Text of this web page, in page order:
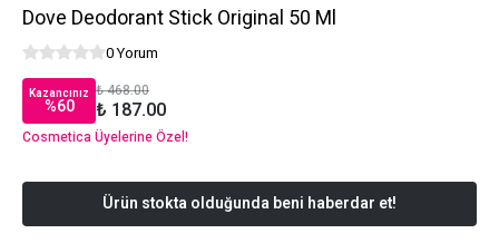
Dove Deodorant Stick Original 50 Ml
0 Yorum
Kazancınız
%60
₺ 468.00
₺ 187.00
Cosmetica Üyelerine Özel!
Ürün stokta olduğunda beni haberdar et!